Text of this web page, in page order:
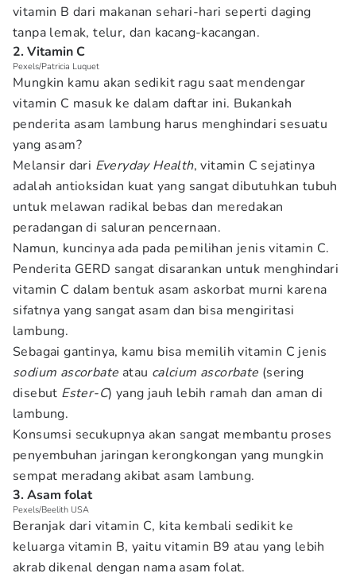
vitamin B dari makanan sehari-hari seperti daging
tanpa lemak, telur, dan kacang-kacangan.
2. Vitamin C
Pexels/Patricia Luquet
Mungkin kamu akan sedikit ragu saat mendengar
vitamin C masuk ke dalam daftar ini. Bukankah
penderita asam lambung harus menghindari sesuatu
yang asam?
Melansir dari Everyday Health, vitamin C sejatinya
adalah antioksidan kuat yang sangat dibutuhkan tubuh
untuk melawan radikal bebas dan meredakan
peradangan di saluran pencernaan.
Namun, kuncinya ada pada pemilihan jenis vitamin C.
Penderita GERD sangat disarankan untuk menghindari
vitamin C dalam bentuk asam askorbat murni karena
sifatnya yang sangat asam dan bisa mengiritasi
lambung.
Sebagai gantinya, kamu bisa memilih vitamin C jenis
sodium ascorbate atau calcium ascorbate (sering
disebut Ester-C) yang jauh lebih ramah dan aman di
lambung.
Konsumsi secukupnya akan sangat membantu proses
penyembuhan jaringan kerongkongan yang mungkin
sempat meradang akibat asam lambung.
3. Asam folat
Pexels/Beelith USA
Beranjak dari vitamin C, kita kembali sedikit ke
keluarga vitamin B, yaitu vitamin B9 atau yang lebih
akrab dikenal dengan nama asam folat.